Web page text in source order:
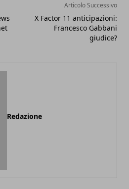
Articolo Successivo
X Factor 11 anticipazioni:
Francesco Gabbani
giudice?
Redazione